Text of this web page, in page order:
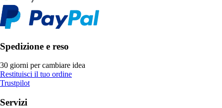
Spedizione e reso
30 giorni per cambiare idea
Restituisci il tuo ordine
Trustpilot
Servizi